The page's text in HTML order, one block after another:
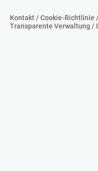
Kontakt/ Cookie-Richtlinie /
Transparente Verwaltung /